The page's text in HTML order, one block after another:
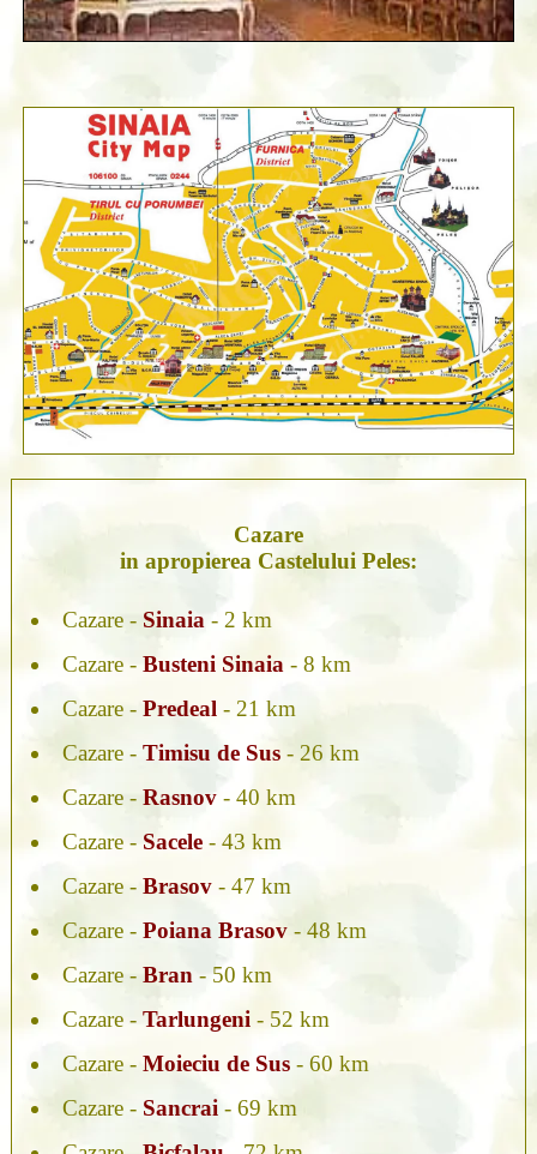
Cazare
in apropierea Castelului Peles:
Cazare - Sinaia - 2 km
Cazare - Busteni Sinaia - 8 km
Cazare - Predeal - 21 km
Cazare - Timisu de Sus- 26 km
Cazare - Rasnov- 40 km
Cazare - Sacele- 43 km
Cazare - Brasov- 47 km
Cazare - Poiana Brasov- 48 km
Cazare - Bran - 50 km
Cazare - Tarlungeni - 52 km
Cazare - Moieciu de Sus- 60 km
Cazare - Sancrai - 69 km